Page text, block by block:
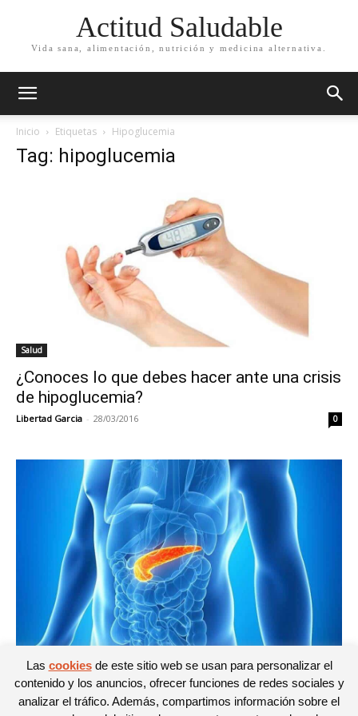
Actitud Saludable
Vida sana, alimentación, nutrición y medicina alternativa.
Inicio Etiquetas Hipoglucemia
Tag: hipoglucemia
Salud
¿Conoces lo que debes hacer ante una crisis
de hipoglucemia?
Libertad Garcia - 28/03/2016 0
Salud
¡Glucagón! otra cara de la diabetes
Las cookiesde este sitio web se usan para personalizar el
contenido y los anuncios, ofrecer funciones de redes sociales y
analizar el tráfico. Además, compartimos información sobre el